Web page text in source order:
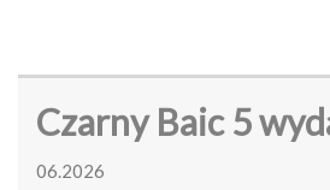
Czarny Baic 5
06.2026